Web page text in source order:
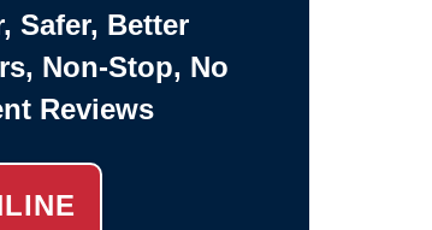
Safer, Better
Non-Stop, No
Reviews